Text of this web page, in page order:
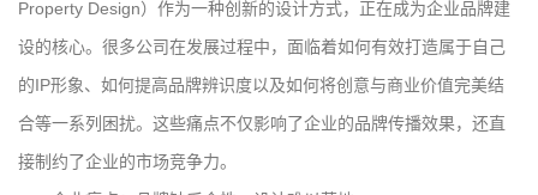
Property Design）作为一种创新的设计方式，正在成为企业品牌建
设的核心。很多公司在发展过程中，面临着如何有效打造属于自己
的IP形象、如何提高品牌辨识度以及如何将创意与商业价值完美结
合等一系列困扰。这些痛点不仅影响了企业的品牌传播效果，还直
接制约了企业的市场竞争力。